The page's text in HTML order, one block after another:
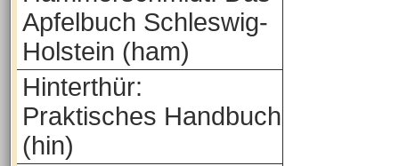
Apfelbuch Schleswig-
Holstein (ham)
Hinterthür:
Praktisches Handbuch
(hin)